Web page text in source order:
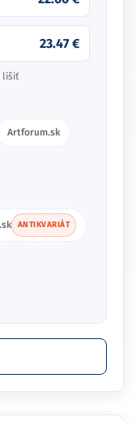
23.47 €
líšiť
Artforum.sk
ANTIKVARIÁT